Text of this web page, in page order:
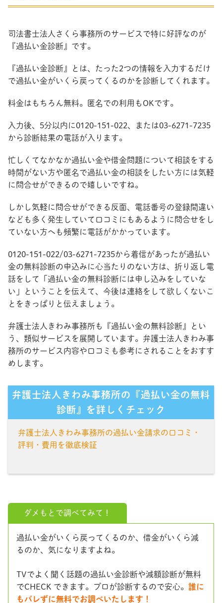
司法書士法人さくら事務所のサービスで特に好評なのが
『過払い金診断』です。
『過払い金診断』とは、たった2つの情報を入力するだけ
で過払い金がいくら戻ってくるのかを診断してくれます。
料金はもちろん無料。匿名での利用もOKです。
入力後、5分以内に0120-151-022、または03-6271-7235
から診断結果の電話が入ります。
忙しくてなかなか過払い金や借金問題について相談をする
時間がない方や匿名で過払い金の相談をしたい方には気軽
に問合せができるので嬉しいですね。
しかし気軽に問合せができる反面、電話番号の登録間違い
なども多く発生していて口コミにもあるように問合せをし
ていない方へも頻繁に電話がかかっています。
0120-151-022/03-6271-7235から着信があったが過払い
金の無料診断の申込みに心当たりのない方は、折り返し電
話をして「過払い金の無料診断には申し込みをしていな
い」ということを伝えて、今後は連絡をして欲しくないこ
とをきっぱりと伝えましょう。
弁護士法人きわみ事務所も『過払い金の無料診断』とい
う、類似サービスを展開しています。弁護士法人きわみ事
務所のサービス内容や口コミも参考にされることをおすす
めします。
弁護士法人きわみ事務所の『過払い金の無料
診断』を詳しくチェック
弁護士法人きわみ事務所の過払い金請求の口コミ・
評判・費用を徹底検証
ダメもとで調べてみて！
過払い金がいくら戻ってくるのか、借金がいくら減
るのか、気になりますよね。
TVでよく聞く話題の過払い金診断や減額診断が無料
でCHECK できます。プロが診断するので安心。 誰に
もバレずに無料でお調べいたします！